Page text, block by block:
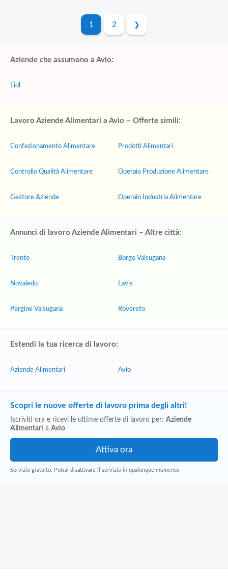
1 2
Aziende che assumono a Avio:
Lidl
Lavoro Aziende Alimentari a Avio – Offerte simili:
Confezionamento Alimentare
Controllo Qualità Alimentare
Gestore Aziende
Prodotti Alimentari
Operaio Produzione Alimentare
Operaio Industria Alimentare
Annunci di lavoro Aziende Alimentari – Altre città:
Trento
Novaledo
Pergine Valsugana
Borgo Valsugana
Lavis
Rovereto
Estendi la tua ricerca di lavoro:
Aziende Alimentari Avio
Scopri le nuove offerte di lavoro prima degli altri!
Iscriviti ora e ricevi le ultime offerte di lavoro per: Aziende
Alimentari a Avio
Servizio gratuito. Potrai disattivare il servizio in qualunque momento